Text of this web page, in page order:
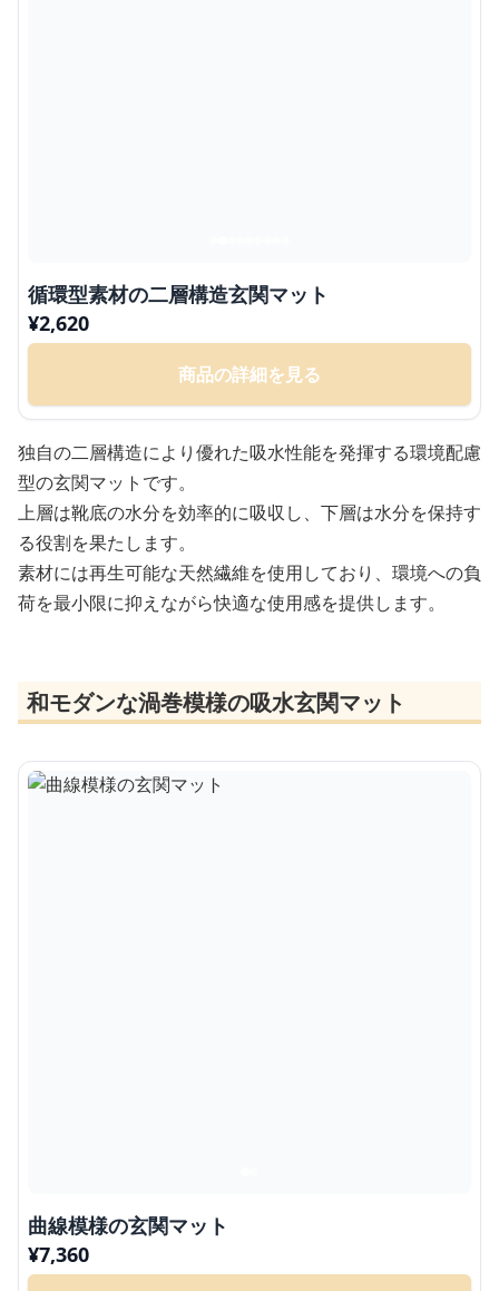
循環型素材の二層構造玄関マット
¥2,620
商品の詳細を見る
独自の二層構造により優れた吸水性能を発揮する環境配慮
型の玄関マットです。
上層は靴底の水分を効率的に吸収し、下層は水分を保持す
る役割を果たします。
素材には再生可能な天然繊維を使用しており、環境への負
荷を最小限に抑えながら快適な使用感を提供します。
和モダンな渦巻模様の吸水玄関マット
曲線模様の玄関マット
¥7,360